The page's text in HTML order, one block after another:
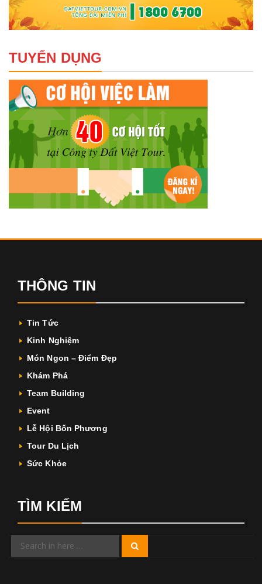
TUYỂN DỤNG
THÔNG TIN
Tin Tức
Kinh Nghiệm
Món Ngon – Điểm Đẹp
Khám Phá
Team Building
Event
Lễ Hội Bốn Phương
Tour Du Lịch
Sức Khỏe
TÌM KIẾM
Search